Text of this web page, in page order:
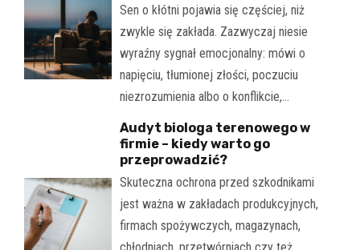
Sen o kłótni pojawia się częściej, niż
zwykle się zakłada. Zazwyczaj niesie
wyraźny sygnał emocjonalny: mówi o
napięciu, tłumionej złości, poczuciu
niezrozumienia albo o konflikcie,…
Audyt biologa terenowego w
firmie – kiedy warto go
przeprowadzić?
Skuteczna ochrona przed szkodnikami
jest ważna w zakładach produkcyjnych,
firmach spożywczych, magazynach,